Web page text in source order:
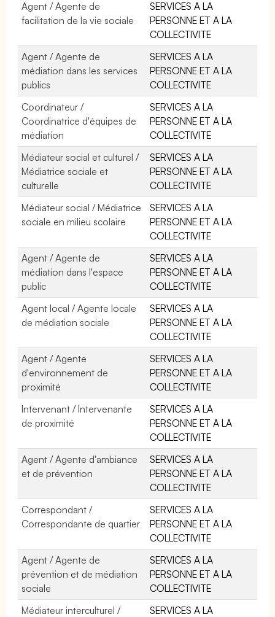
Agent / Agente de
facilitation de la vie sociale
SERVICES A LA
PERSONNE ET A LA
COLLECTIVITE
Agent / Agente de
médiation dans les services
publics
SERVICES A LA
PERSONNE ET A LA
COLLECTIVITE
Coordinateur /
Coordinatrice d'équipes de
médiation
SERVICES A LA
PERSONNE ET A LA
COLLECTIVITE
Médiateur social et culturel /
Médiatrice sociale et
culturelle
SERVICES A LA
PERSONNE ET A LA
COLLECTIVITE
Médiateur social / Médiatrice
sociale en milieu scolaire
SERVICES A LA
PERSONNE ET A LA
COLLECTIVITE
Agent / Agente de
médiation dans l'espace
public
SERVICES A LA
PERSONNE ET A LA
COLLECTIVITE
Agent local / Agente locale
de médiation sociale
SERVICES A LA
PERSONNE ET A LA
COLLECTIVITE
Agent / Agente
d'environnement de
proximité
SERVICES A LA
PERSONNE ET A LA
COLLECTIVITE
Intervenant / Intervenante
de proximité
SERVICES A LA
PERSONNE ET A LA
COLLECTIVITE
Agent / Agente d'ambiance
et de prévention
SERVICES A LA
PERSONNE ET A LA
COLLECTIVITE
Correspondant /
Correspondante de quartier
SERVICES A LA
PERSONNE ET A LA
COLLECTIVITE
Agent / Agente de
prévention et de médiation
sociale
SERVICES A LA
PERSONNE ET A LA
COLLECTIVITE
Médiateur interculturel /
SERVICES A LA